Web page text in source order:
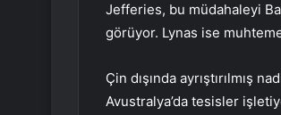
Jefferies, bu müdahaleyi
görüyor. Lynas ise
Çin dışında ayrıştırılmış
Avustralya’da tesisler